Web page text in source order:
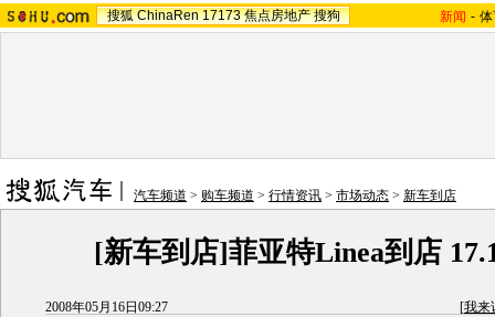
搜狐 ChinaRen 17173 焦点房地产 搜狗 新闻 -
汽车频道 > 购车频道 > 行情资讯 > 市场动态 > 新车到店
[新车到店]菲亚特Linea到店
2008年05月16日09:27 [我来